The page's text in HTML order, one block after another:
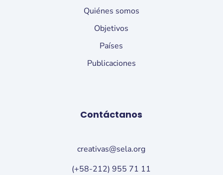
Quiénes somos
Objetivos
Países
Publicaciones
Contáctanos
creativas@sela.org
(+58-212) 955 71 11